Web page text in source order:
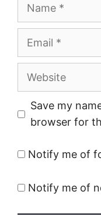
Website
Save my
browser for
Notify me of
Notify me of